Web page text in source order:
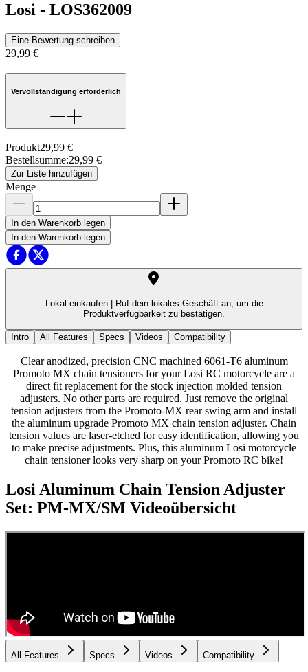
Losi - LOS362009
Eine Bewertung schreiben
29,99 €
Vervollständigung erforderlich
Produkt29,99 €
Bestellsumme:29,99 €
Zur Liste hinzufügen
Menge
In den Warenkorb legen
In den Warenkorb legen
Lokal einkaufen |
Ruf dein lokales Geschäft an, um die
Produktverfügbarkeit zu bestätigen.
Intro All Features Specs Videos Compatibility
Clear anodized, precision CNC machined 6061-T6 aluminum
Promoto MX chain tensioners for your Losi RC motorcycle are a
direct fit replacement for the stock injection molded tension
adjusters. No other parts are required. Just remove the original
tension adjusters from the Promoto-MX rear swing arm and install
the aluminum upgrade Promoto MX chain tension adjuster. Chain
tension values are laser-etched for easy identification, allowing you
to make precise adjustments. Plus, this aluminum Losi motorcycle
chain tensioner looks very sharp on your Promoto RC bike!
Losi Aluminum Chain Tension Adjuster
Set: PM-MX/SM Videoübersicht
All Features Specs Videos Compatibility